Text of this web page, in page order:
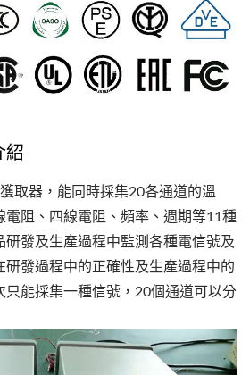
紹
取器，能同時採集20各通道的溫
電阻、四線電阻、頻率、週期等11種
研發及生產過程中監測各種電信號及
研發過程中的正確性及生產過程中的
只能採集一種信號，20個通道可以分